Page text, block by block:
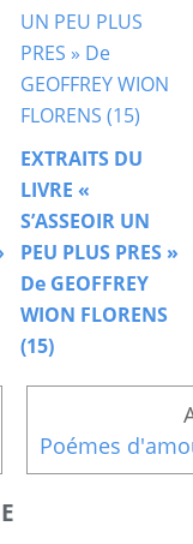
EXTRAITS DU
LIVRE «
S’ASSEOIR UN
PEU PLUS PRES »
De GEOFFREY
WION FLORENS
(15)